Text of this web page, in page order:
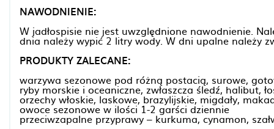
NAWODNIENIE:
W jadłospisie nie jest uwzględnione nawodnienie.
dnia należy wypić 2 litry wody. W dni upalne należy
PRODUKTY ZALECANE:
warzywa sezonowe pod różną postacią, surowe,
ryby morskie i oceaniczne, zwłaszcza śledź, halibut,
orzechy włoskie, laskowe, brazylijskie, migdały,
owoce sezonowe w ilości 1-2 garści dziennie
przeciwzapalne przyprawy – kurkuma, cynamon,